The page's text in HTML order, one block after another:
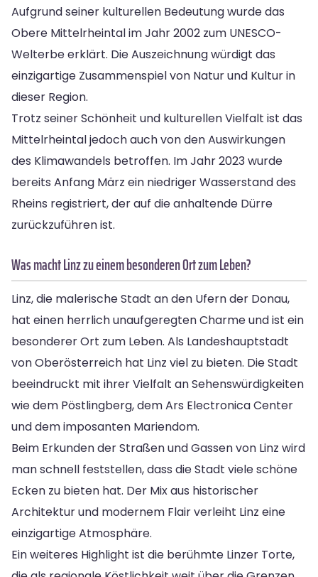
Aufgrund seiner kulturellen Bedeutung wurde das
Obere Mittelrheintal im Jahr 2002 zum UNESCO-
Welterbe erklärt. Die Auszeichnung würdigt das
einzigartige Zusammenspiel von Natur und Kultur in
dieser Region.
Trotz seiner Schönheit und kulturellen Vielfalt ist das
Mittelrheintal jedoch auch von den Auswirkungen
des Klimawandels betroffen. Im Jahr 2023 wurde
bereits Anfang März ein niedriger Wasserstand des
Rheins registriert, der auf die anhaltende Dürre
zurückzuführen ist.
Was macht Linz zu einem besonderen Ort zum Leben?
Linz, die malerische Stadt an den Ufern der Donau,
hat einen herrlich unaufgeregten Charme und ist ein
besonderer Ort zum Leben. Als Landeshauptstadt
von Oberösterreich hat Linz viel zu bieten. Die Stadt
beeindruckt mit ihrer Vielfalt an Sehenswürdigkeiten
wie dem Pöstlingberg, dem Ars Electronica Center
und dem imposanten Mariendom.
Beim Erkunden der Straßen und Gassen von Linz wird
man schnell feststellen, dass die Stadt viele schöne
Ecken zu bieten hat. Der Mix aus historischer
Architektur und modernem Flair verleiht Linz eine
einzigartige Atmosphäre.
Ein weiteres Highlight ist die berühmte Linzer Torte,